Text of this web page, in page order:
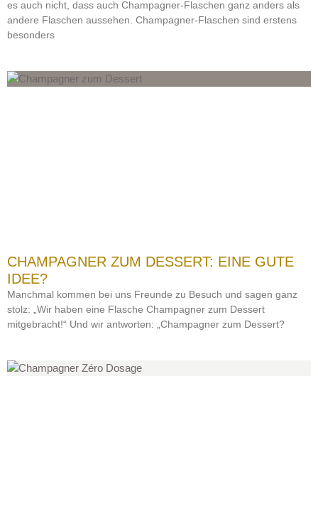
es auch nicht, dass auch Champagner-Flaschen ganz anders als
andere Flaschen aussehen. Champagner-Flaschen sind erstens
besonders
CHAMPAGNER ZUM DESSERT: EINE GUTE
IDEE?
Manchmal kommen bei uns Freunde zu Besuch und sagen ganz
stolz: „Wir haben eine Flasche Champagner zum Dessert
mitgebracht!“ Und wir antworten: „Champagner zum Dessert?